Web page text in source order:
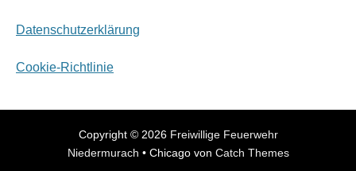
Datenschutzerklärung
Cookie-Richtlinie
Copyright © 2026 Freiwillige Feuerwehr
Niedermurach • Chicago von Catch Themes